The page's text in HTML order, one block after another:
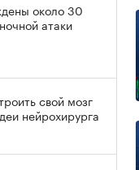
около 30
атаки
свой мозг
нейрохирурга